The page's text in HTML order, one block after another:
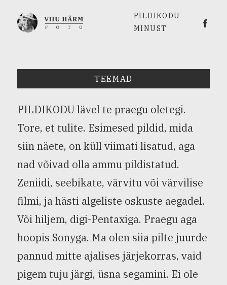
PILDIKODU
MINUST
Viiu
TEEMAD
PILDIKODU lävel te praegu oletegi.
Tore, et tulite. Esimesed pildid, mida
siin näete, on küll viimati lisatud, aga
nad võivad olla ammu pildistatud.
Zeniidi, seebikate, värvitu või värvilise
filmi, ja hästi algeliste oskuste aegadel.
Või hiljem, digi-Pentaxiga. Praegu aga
hoopis Sonyga. Ma olen siia pilte juurde
pannud mitte ajalises järjekorras, vaid
pigem tuju järgi, üsna segamini. Ei ole